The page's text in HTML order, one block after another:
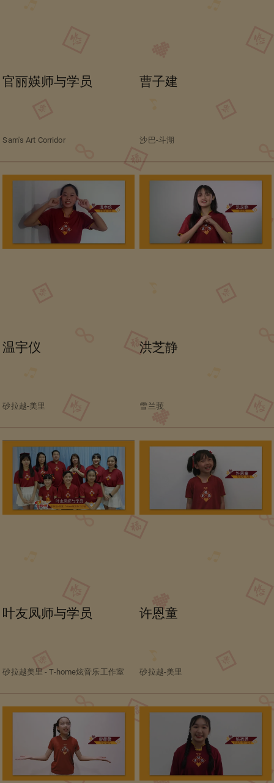
官丽媖师与学员
Sam's Art Corridor
曹子建
沙巴-斗湖
温宇仪
砂拉越-美里
洪芝静
雪兰莪
叶友凤师与学员
砂拉越美里 - T-home炫音乐工作室
许恩童
砂拉越-美里